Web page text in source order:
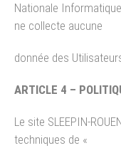
Nationale
ne collecte aucune
donnée des
ARTICLE 4 –
Le site SLEEPIN-
techniques de «